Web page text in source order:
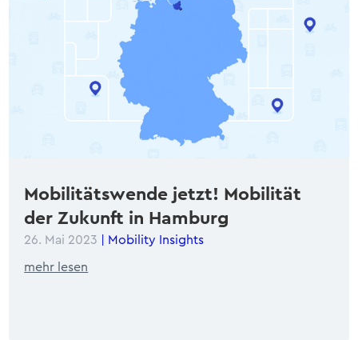
Mobilitätswende jetzt! Mobilität
der Zukunft in Hamburg
26. Mai 2023 Mobility Insights
mehr lesen